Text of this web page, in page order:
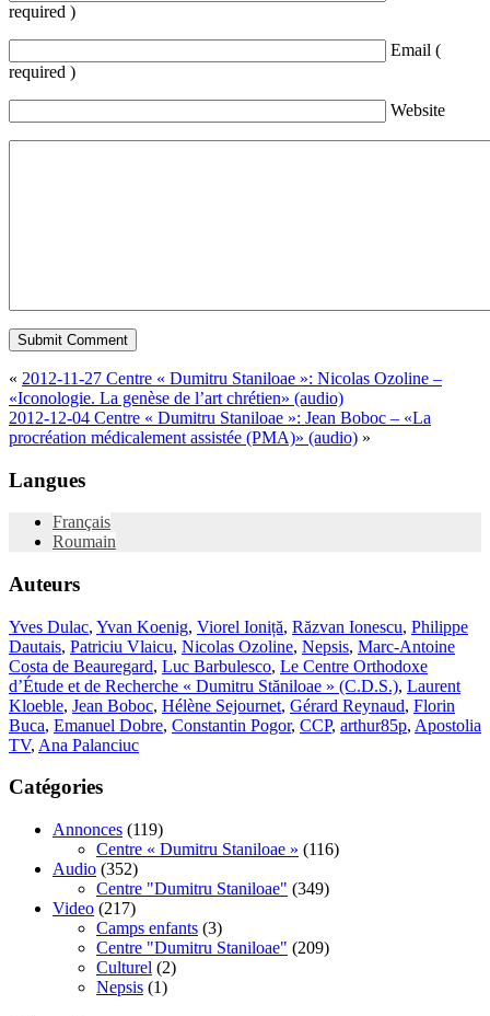
required )
Email (
required )
Website
« 2012-11-27 Centre « Dumitru Staniloae »: Nicolas Ozoline –
«Iconologie. La genèse de l’art chrétien» (audio)
2012-12-04 Centre « Dumitru Staniloae »: Jean Boboc – «La
procréation médicalement assistée (PMA)» (audio) »
Langues
Français
Roumain
Auteurs
Yves Dulac, Yvan Koenig, Viorel Ioniță, Răzvan Ionescu, Philippe
Dautais, Patriciu Vlaicu, Nicolas Ozoline, Nepsis, Marc-Antoine
Costa de Beauregard, Luc Barbulesco, Le Centre Orthodoxe
d’Étude et de Recherche « Dumitru Stăniloae » (C.D.S.), Laurent
Kloeble, Jean Boboc, Hélène Sejournet, Gérard Reynaud, Florin
Buca, Emanuel Dobre, Constantin Pogor, CCP, arthur85p, Apostolia
TV, Ana Palanciuc
Catégories
Annonces (119)
Centre « Dumitru Staniloae » (116)
Audio (352)
Centre "Dumitru Staniloae" (349)
Video (217)
Camps enfants (3)
Centre "Dumitru Staniloae" (209)
Culturel (2)
Nepsis (1)